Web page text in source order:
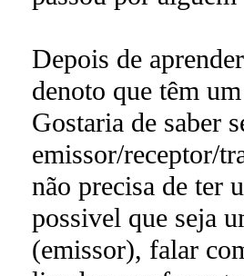
Depois de
denoto que têm
Gostaria de saber
emissor/receptor/
não precisa de ter
possivel que seja
(emissor), falar